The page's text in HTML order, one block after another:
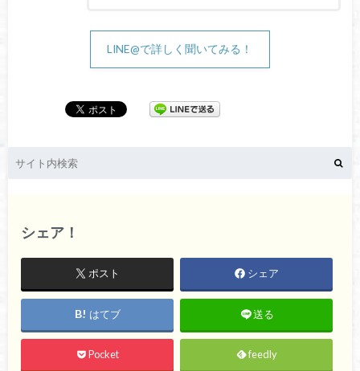
LINE@で詳しく聞いてみる！
シェア！
ポスト シェア
はてブ 送る
Pocket feedly